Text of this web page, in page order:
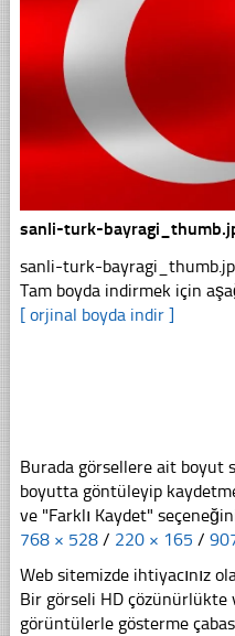
sanli-turk-
sanli-turk-
Tam boyda indirmek için
[ orjinal boyda indir ]
Burada görsellere ait boyut
boyutta göntüleyip
ve "Farklı Kaydet"
768 × 528 / 220 × 165 /
Web sitemizde ihtiyacınız
Bir görseli HD çözünürlükte
görüntülerle gösterme